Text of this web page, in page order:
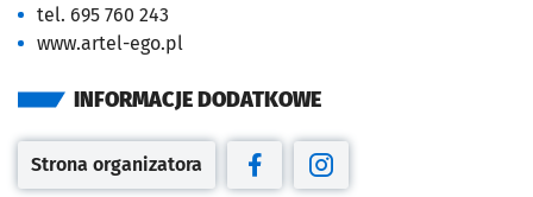
tel. 695 760 243
www.artel-ego.pl
INFORMACJE DODATKOWE
Otwiera się w nowej karcie
Strona organizatora
Otwiera się w nowej karcie
Otwiera się w nowej